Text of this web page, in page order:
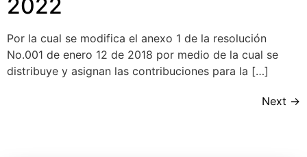
2022
Por la cual se modifica el anexo 1 de la resolución
No.001 de enero 12 de 2018 por medio de la cual se
distribuye y asignan las contribuciones para la […]
Next →